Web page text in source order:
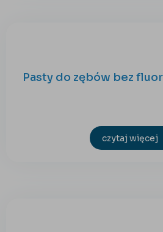
Pasty do zębów bez
czytaj więcej